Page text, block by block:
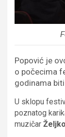
Popović je
o počecima
godinama
U sklopu
poznatog
muzičar